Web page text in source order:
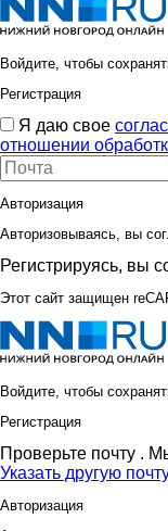
Войдите, чтобы
Регистрация
Я даю свое
отношении
Авторизация
Авторизовываясь, вы
Регистрируясь, вы
Этот сайт защищен
Войдите, чтобы
Регистрация
Проверьте почту .
Указать другую
Авторизация